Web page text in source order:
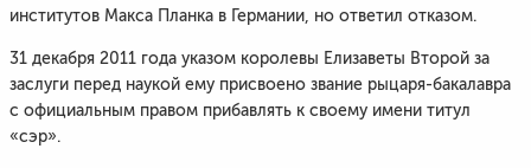
институтов Макса Планка в Германии, но ответил отказом.
31 декабря 2011 года указом королевы Елизаветы Второй за
заслуги перед наукой ему присвоено звание рыцаря-бакалавра
с официальным правом прибавлять к своему имени титул
«сэр».